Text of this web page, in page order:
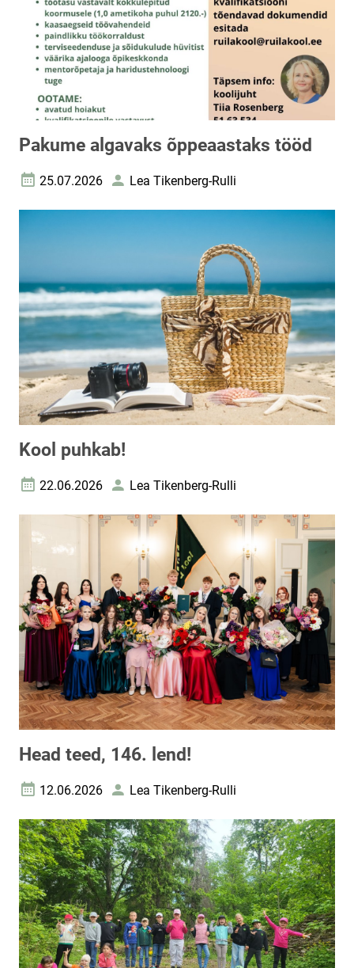
Pakume algavaks õppeaastaks tööd
Loomise kuupäev
25.07.2026 AutorLea Tikenberg-Rulli
Kool puhkab!
Loomise kuupäev
22.06.2026 AutorLea Tikenberg-Rulli
Head teed, 146. lend!
Loomise kuupäev
12.06.2026 AutorLea Tikenberg-Rulli